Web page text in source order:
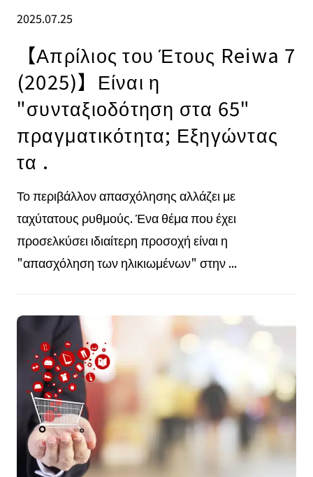
2025.07.25
【Απρίλιος του Έτους Reiwa 7
(2025)】Είναι η
"συνταξιοδότηση στα 65"
πραγματικότητα; Εξηγώντας
τα .
Το περιβάλλον απασχόλησης αλλάζει με
ταχύτατους ρυθμούς. Ένα θέμα που έχει
προσελκύσει ιδιαίτερη προσοχή είναι η
"απασχόληση των ηλικιωμένων" στην ...